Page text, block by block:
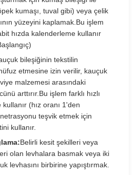
kumaşı, tuval gibi) veya çelik
yüzeyini kaplamak.Bu işlem
hızda kalenderleme kullanır
bileşiğinin tekstilin
etmesine izin verilir, kauçuk
malzemesi arasındaki
arttırır.Bu işlem farklı hızlı
(hız oranı 1'den
teşvik etmek için
kullanır.
Belirli kesit şekilleri veya
olan levhalara basmak veya iki
levhasını birbirine yapıştırmak.